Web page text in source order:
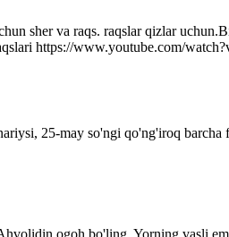
sher va raqs. raqslar qizlar
https://www.youtube.com/
25-may so'ngi qo'ng'iroq